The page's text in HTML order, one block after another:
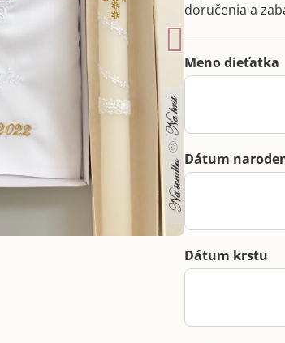
doručenia a
Meno dieťatka
Dátum
Dátum krstu